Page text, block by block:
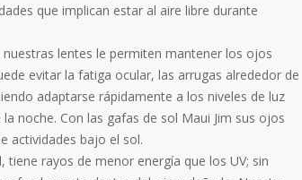
que implican estar al aire libre durante
lentes le permiten mantener los ojos
evitar la fatiga ocular, las arrugas alrededor de
adaptarse rápidamente a los niveles de luz
noche. Con las gafas de sol Maui Jim sus ojos
actividades bajo el sol.
rayos de menor energía que los UV; sin